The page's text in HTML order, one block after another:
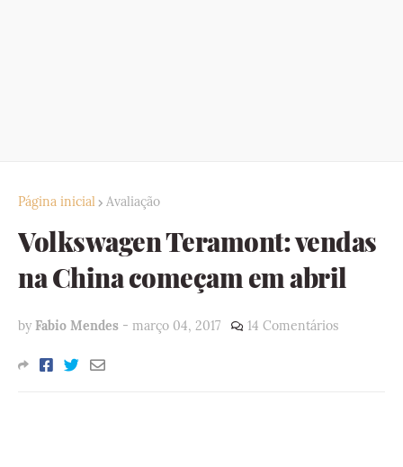
Página inicial Avaliação
Volkswagen Teramont: vendas
na China começam em abril
by Fabio Mendes - março 04, 2017 14 Comentários